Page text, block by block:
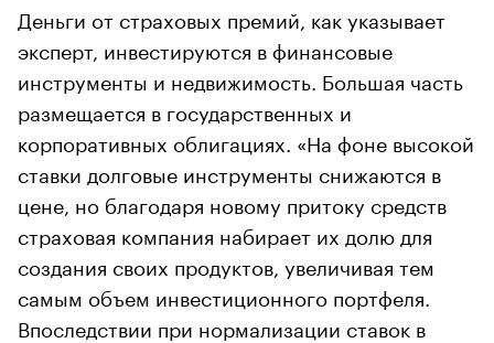
Деньги от страховых премий, как указывает
эксперт, инвестируются в финансовые
инструменты и недвижимость. Большая часть
размещается в государственных и
корпоративных облигациях. «На фоне высокой
ставки долговые инструменты снижаются в
цене, но благодаря новому притоку средств
страховая компания набирает их долю для
создания своих продуктов, увеличивая тем
самым объем инвестиционного портфеля.
Впоследствии при нормализации ставок в